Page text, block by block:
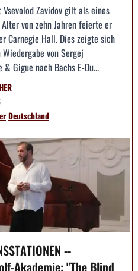
Zavidov gilt als eines
von zehn Jahren feierte er
Carnegie Hall. Dies zeigte sich
von Sergej
Gigue nach Bachs E-Du...
Deutschland
--
Akademie: "The Blind